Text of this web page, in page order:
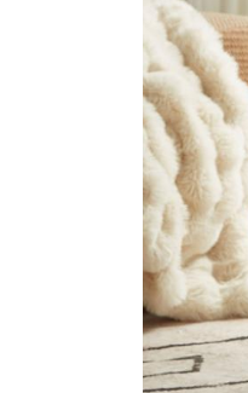
Promotions
Besoin D’aide
Mon Compte